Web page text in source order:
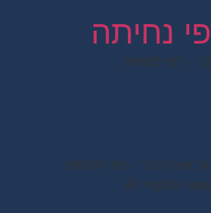
נחיתה
– דפי לקוחות
אורן לרנר – דפי לקוחות
All rights